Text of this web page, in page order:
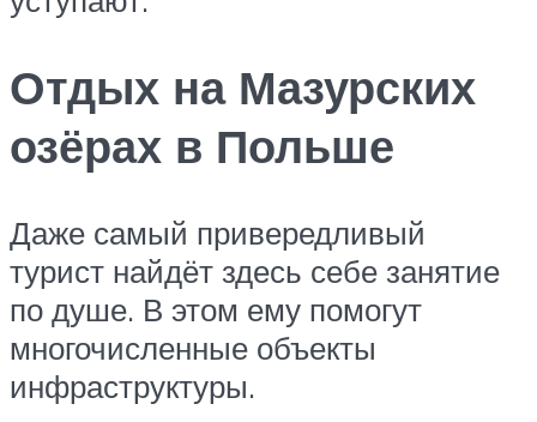
Отдых на Мазурских
озёрах в Польше
Даже самый привередливый
турист найдёт здесь себе занятие
по душе. В этом ему помогут
многочисленные объекты
инфраструктуры.